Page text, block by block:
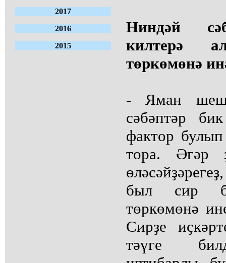
2017
2016
2015
Ниндәй
килтерә
төркөмөнә
- Яман шеш
сәбәптәр
фактор
тора. Әгәр
был сир
төркөмөнә
Сирҙе
тәүге